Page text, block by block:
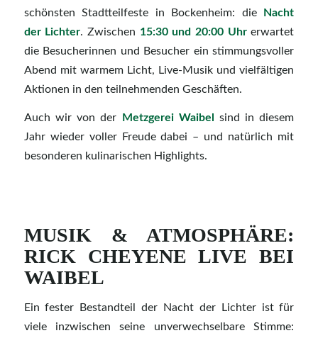
schönsten Stadtteilfeste in Bockenheim: die
Nacht
der Lichter. Zwischen 15:30 und 20:00 Uhrerwartet
die Besucherinnen und Besucher ein stimmungsvoller
Abend mit warmem Licht, Live-Musik und vielfältigen
Aktionen in den teilnehmenden Geschäften.
Auch wir von der Metzgerei Waibel
sind in diesem
Jahr wieder voller Freude dabei – und natürlich mit
besonderen kulinarischen Highlights.
MUSIK & ATMOSPHÄRE:
RICK CHEYENE LIVE BEI
WAIBEL
Ein fester Bestandteil der Nacht der Lichter ist für
viele inzwischen seine unverwechselbare Stimme: